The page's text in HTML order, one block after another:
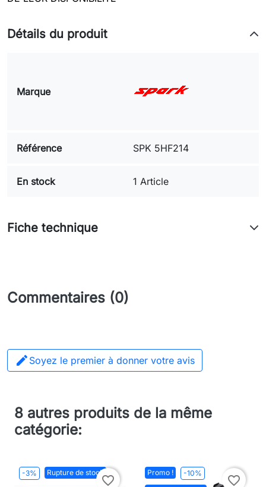
Détails du produit
Marque
Référence SPK 5HF214
En stock 1 Article
Fiche technique
Commentaires (0)
 Soyez le premier à donner votre avis
8 autres produits de la même
catégorie:
-3% Rupture de stock
favorite_border
Promo !
-10%
favorite_border